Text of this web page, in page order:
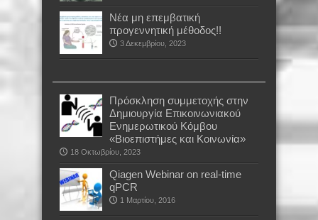
Νέα μη επεμβατική
προγεννητική μέθοδος!!
3 Δεκεμβρίου, 2023
Πρόσκληση συμμετοχής στην
Δημιουργία Επικοινωνιακού
Ενημερωτικού Κόμβου
«Βιοεπιστήμες και Κοινωνία»
18 Οκτωβρίου, 2023
Qiagen Webinar on real-time
qPCR
1 Μαρτίου, 2016